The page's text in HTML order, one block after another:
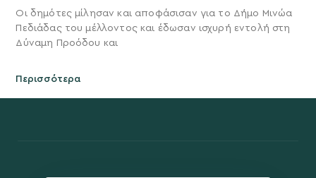
Οι δημότες μίλησαν και αποφάσισαν για το Δήμο Μινώα
Πεδιάδας του μέλλοντος και έδωσαν ισχυρή εντολή στη
Δύναμη Προόδου και
Περισσότερα